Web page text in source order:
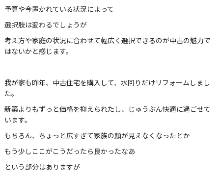
予算や今置かれている状況によって
選択肢は変わるでしょうが
考え方や家庭の状況に合わせて幅広く選択できるのが中古の魅力で
はないかと感じます。
我が家も昨年、中古住宅を購入して、水回りだけリフォームしまし
た。
新築よりもずっと価格を抑えられたし、じゅうぶん快適に過ごせて
います。
もちろん、ちょっと広すぎて家族の顔が見えなくなったとか
もう少しここがこうだったら良かったなあ
という部分はありますが